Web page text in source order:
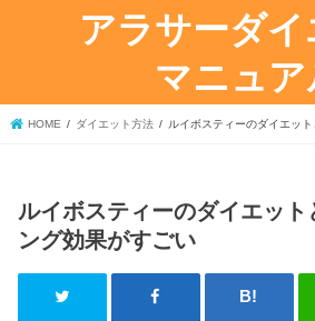
アラサーダイ
マニュ
HOME ダイエット方法 ルイボスティーのダイエッ
ルイボスティーのダイエッ
ング効果がすごい